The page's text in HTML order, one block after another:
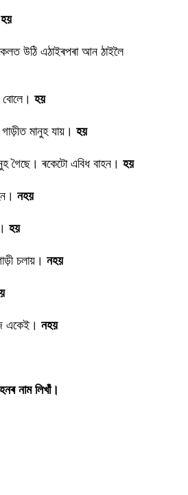
হয়
উঠি এঠাইৰপৰা আন ঠাইলৈ
বোলে। হয়
মানুহ যায়। হয়
গৈছে। ৰকেটো এবিধ বাহন। হয়
নহয়
হয়
চলায়। নহয়
একেই। নহয়
নাম লিখাঁ।